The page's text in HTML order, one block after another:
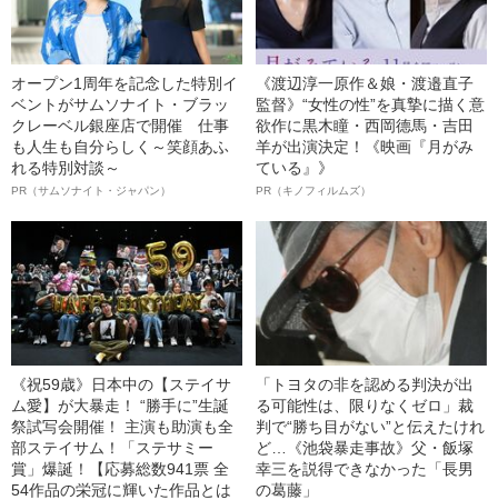
オープン1周年を記念した特別イ
ベントがサムソナイト・ブラッ
クレーベル銀座店で開催 仕事
も人生も自分らしく～笑顔あふ
れる特別対談～
PR（サムソナイト・ジャパン）
《渡辺淳一原作＆娘・渡邉直子
監督》“女性の性”を真摯に描く意
欲作に黒木瞳・西岡德馬・吉田
羊が出演決定！《映画『月がみ
ている』》
PR（キノフィルムズ）
《祝59歳》日本中の【ステイサ
ム愛】が大暴走！ “勝手に”生誕
祭試写会開催！ 主演も助演も全
部ステイサム！「ステサミー
賞」爆誕！【応募総数941票 全
54作品の栄冠に輝いた作品とは
「トヨタの非を認める判決が出
る可能性は、限りなくゼロ」裁
判で“勝ち目がない”と伝えたけれ
ど…《池袋暴走事故》父・飯塚
幸三を説得できなかった「長男
の葛藤」